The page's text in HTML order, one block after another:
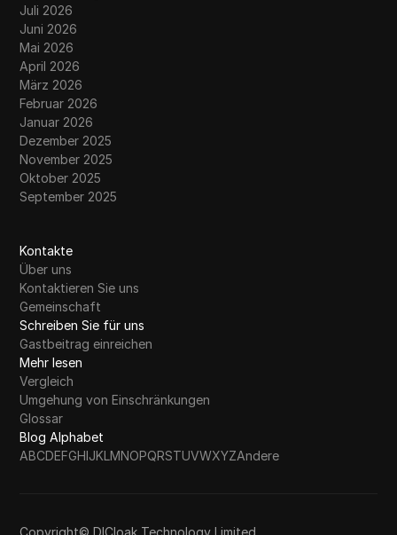
Juli 2026
Juni 2026
Mai 2026
April 2026
März 2026
Februar 2026
Januar 2026
Dezember 2025
November 2025
Oktober 2025
September 2025
Kontakte
Über uns
Kontaktieren Sie uns
Gemeinschaft
Schreiben Sie für uns
Gastbeitrag einreichen
Mehr lesen
Vergleich
Umgehung von Einschränkungen
Glossar
Blog Alphabet
ABCDEFGHIJKLMNOPQRSTUVWXYZAndere
Copyright© DICloak Technology Limited